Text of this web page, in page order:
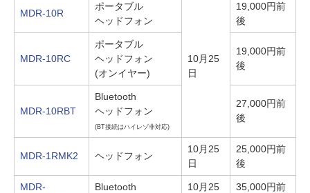
MDR-10R
ポータブル
ヘッドフォン
10月25
日
19,000円前
後
MDR-10RC
ポータブル
ヘッドフォン
(オンイヤー)
19,000円前
後
MDR-10RBT
Bluetooth
ヘッドフォン
(BT接続はハイレゾ非対応)
27,000円前
後
MDR-1RMK2 ヘッドフォン
10月25
日
25,000円前
後
MDR-
Bluetooth
10月25
35,000円前